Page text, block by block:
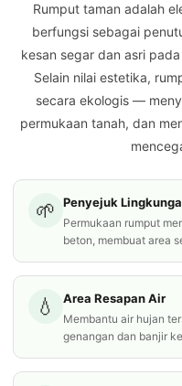
Rumput taman adalah
berfungsi sebagai
kesan segar dan asri
Selain nilai estetika,
secara ekologis —
permukaan tanah, dan
🌱 Penyejuk
Permukaan rumput
beton, membuat area
💧 Area Resapan Air
Membantu air hujan
genangan dan banjir